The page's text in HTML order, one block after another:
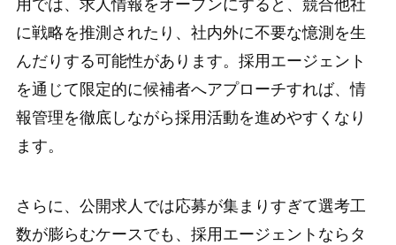
に戦略を推測されたり、社内外に不要な憶測を生
んだりする可能性があります。採用エージェント
を通じて限定的に候補者へアプローチすれば、情
報管理を徹底しながら採用活動を進めやすくなり
ます。
さらに、公開求人では応募が集まりすぎて選考工
数が膨らむケースでも、採用エージェントならタ